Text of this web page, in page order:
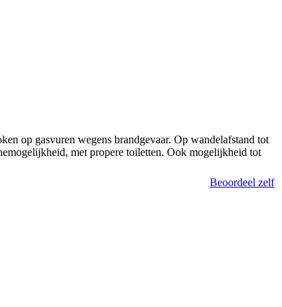
op gasvuren wegens brandgevaar. Op wandelafstand tot
met propere toiletten. Ook mogelijkheid tot
Beoordeel zelf